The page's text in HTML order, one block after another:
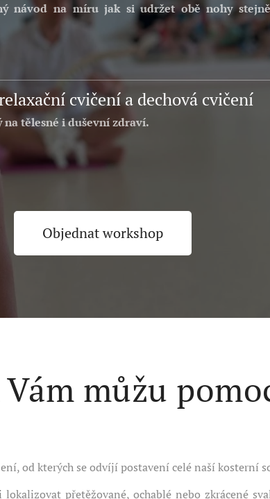
návod na míru jak si udržet obě nohy stejně
cvičení a dechová cvičení
tělesné i duševní zdraví.
Objednat workshop
Vám můžu
od kterých se odvíjí postavení celé naší kosterní
přetěžované, ochablé nebo zkrácené